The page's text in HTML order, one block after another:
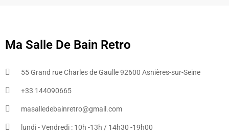
Ma Salle De Bain Retro
55 Grand rue Charles de Gaulle 92600 Asnières-sur-Seine
+33 144090665​
masalledebainretro@gmail.com
lundi - Vendredi : 10h -13h / 14h30 -19h00